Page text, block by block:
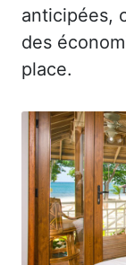
anticipées,
des
place.